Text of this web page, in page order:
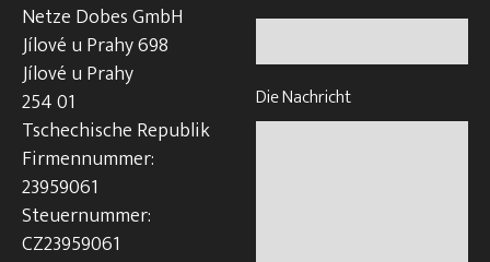
Netze Dobes GmbH
Jílové u Prahy 698
Jílové u Prahy
254 01
Tschechische Republik
Firmennummer:
23959061
Steuernummer:
CZ23959061
Die Nachricht